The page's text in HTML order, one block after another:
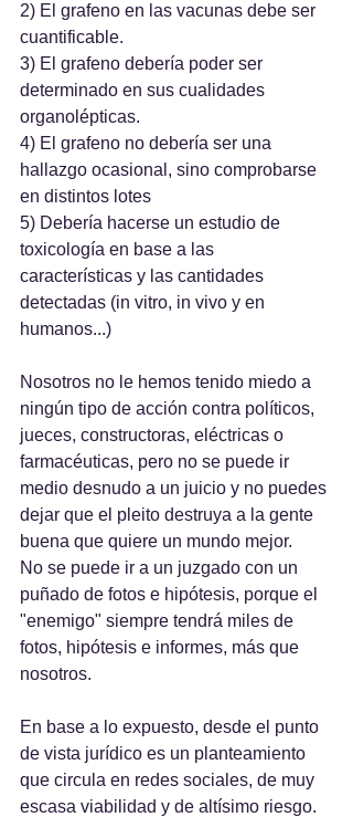
2) El grafeno en las vacunas debe ser
cuantificable.
3) El grafeno debería poder ser
determinado en sus cualidades
organolépticas.
4) El grafeno no debería ser una
hallazgo ocasional, sino comprobarse
en distintos lotes
5) Debería hacerse un estudio de
toxicología en base a las
características y las cantidades
detectadas (in vitro, in vivo y en
humanos...)
Nosotros no le hemos tenido miedo a
ningún tipo de acción contra políticos,
jueces, constructoras, eléctricas o
farmacéuticas, pero no se puede ir
medio desnudo a un juicio y no puedes
dejar que el pleito destruya a la gente
buena que quiere un mundo mejor.
No se puede ir a un juzgado con un
puñado de fotos e hipótesis, porque el
"enemigo" siempre tendrá miles de
fotos, hipótesis e informes, más que
nosotros.
En base a lo expuesto, desde el punto
de vista jurídico es un planteamiento
que circula en redes sociales, de muy
escasa viabilidad y de altísimo riesgo.